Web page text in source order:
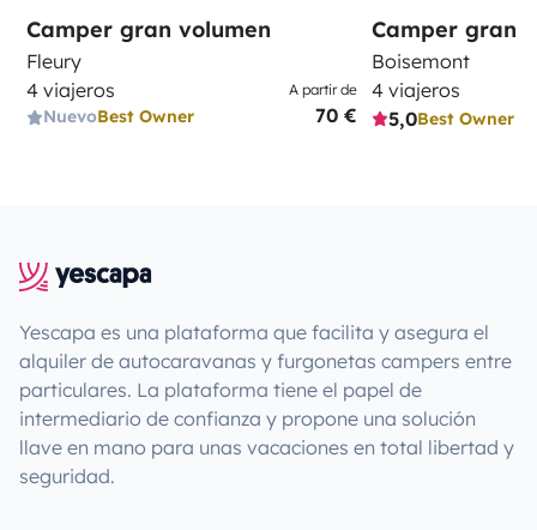
Camper gran volumen
Fleury
4 viajeros
NuevoBest Owner
A partir de
70 €
Camper gran
Boisemont
4 viajeros
5,0Best Owner
Yescapa es una plataforma que facilita y asegura el
alquiler de autocaravanas y furgonetas campers entre
particulares. La plataforma tiene el papel de
intermediario de confianza y propone una solución
llave en mano para unas vacaciones en total libertad y
seguridad.